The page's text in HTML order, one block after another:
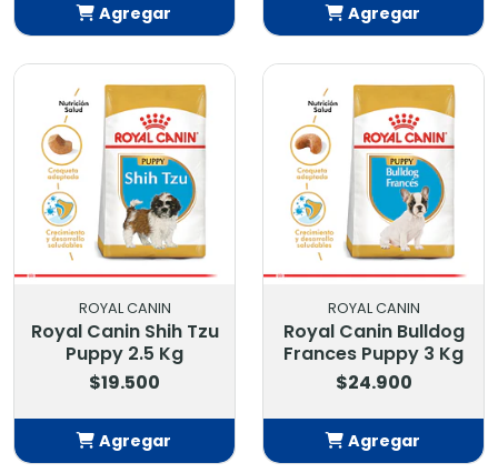
Agregar
Agregar
ROYAL CANIN
Royal Canin Shih Tzu
Puppy 2.5 Kg
$19.500
Agregar
ROYAL CANIN
Royal Canin Bulldog
Frances Puppy 3 Kg
$24.900
Agregar